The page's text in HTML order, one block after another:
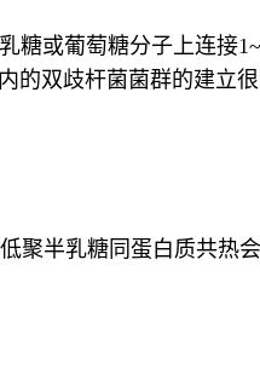
糖或葡萄糖分子上连接
的双歧杆菌菌群的建立
半乳糖同蛋白质共热会